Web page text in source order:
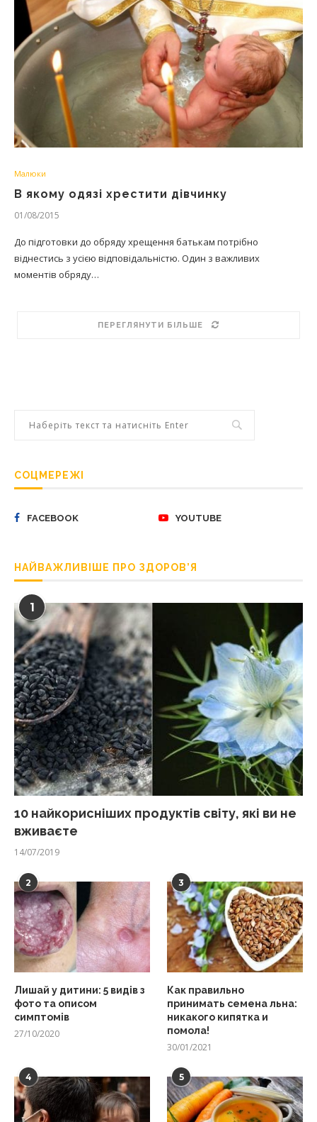
Малюки
В якому одязі хрестити дівчинку
01/08/2015
До підготовки до обряду хрещення батькам потрібно
віднестись з усією відповідальністю. Один з важливих
моментів обряду…
ПЕРЕГЛЯНУТИ БІЛЬШЕ
СОЦМЕРЕЖІ
FACEBOOK YOUTUBE
НАЙВАЖЛИВІШЕ ПРО ЗДОРОВ’Я
1
10 найкорисніших продуктів світу, які ви не
вживаєте
14/07/2019
2
Лишай у дитини: 5 видів з
фото та описом
симптомів
27/10/2020
3
Как правильно
принимать семена льна:
никакого кипятка и
помола!
30/01/2021
4 5